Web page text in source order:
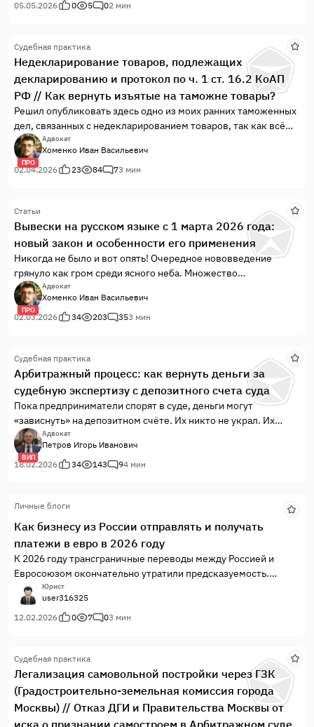
платежеспособны, но требовательны. Они ищут адвоката,
понимаете механику транзакции, следствие или оппоненты в
гражданском процессе легко заведут вас в тупик. Мы
В ходе выступления вы узнаете:
Ма
05.05.2026
0 5 02 мин
Судебная практика
Недекларирование товаров, подлежащих
декларированию и протокол по ч. 1 ст. 16.2 КоАП
РФ // Как вернуть изъятые на таможне товары?
Решил опубликовать здесь одно из моих ранних таможенных
дел, связанных с недекларированием товаров, так как всё
указывает на то, что эта практика будет всегда актуальна. В
то время мы начали сотрудничать с одной производственной
компанией. Партнёра этой компании привлекли к
установленной письменной форме товаров, подлежащих
декларированию.
ПРО
Адвокат
Хоменко Иван Васильевич
02.04.2026
23 84 73 мин
Статьи
Вывески на русском языке с 1 марта 2026 года:
новый закон и особенности его применения
Никогда не было и вот опять! Очередное нововведение
грянуло как гром среди ясного неба. Множество
предпринимателей и директоров задаются вопросами о том,
какие именно вывески должны быть заменены на русские
аналоги, а какие нет?
ПРО
Адвокат
Хоменко Иван Васильевич
02.03.2026
34 203 353 мин
Судебная практика
Арбитражный процесс: как вернуть деньги за
судебную экспертизу с депозитного счета суда
Пока предприниматели спорят в суде, деньги могут
«зависнуть» на депозитном счёте. Их никто не украл. Их
никто не забыл. Они просто лежат там, где «всё по
регламенту». И если вы думаете, что после экспертизы суд
сам всё вернёт — это ошибка. Без заявления, без правильных
«ждут».
ВИП
Адвокат
Петров Игорь Иванович
18.02.2026
34 143 94 мин
Личные блоги
Как бизнесу из России отправлять и получать
платежи в евро в 2026 году
К 2026 году трансграничные переводы между Россией и
Евросоюзом окончательно утратили предсказуемость.
Классические банковские каналы либо закрыты, либо
регулярно «зависают» на проверках комплаенса, прямые
SWIFT-платежи часто возвращаются без объяснений, а даже
вполне конкретные задачи: — оплачивать европейских
контрагентов в евро; — принимать оплату от клиентов из ЕС;
— корректно учитывать НДС по правилам ЕС; — не создавать
избыточных валютных и комплаенс-рисков. 1. Болгария:
европейская компания со счётом и VAT Для бизнеса,
Юрист
user316325
12.02.2026
0 7 03 мин
Судебная практика
Легализация самовольной постройки через ГЗК
(Градостроительно-земельная комиссия города
Москвы) // Отказ ДГИ и Правительства Москвы от
иска о признании самостроем в Арбитражном суде